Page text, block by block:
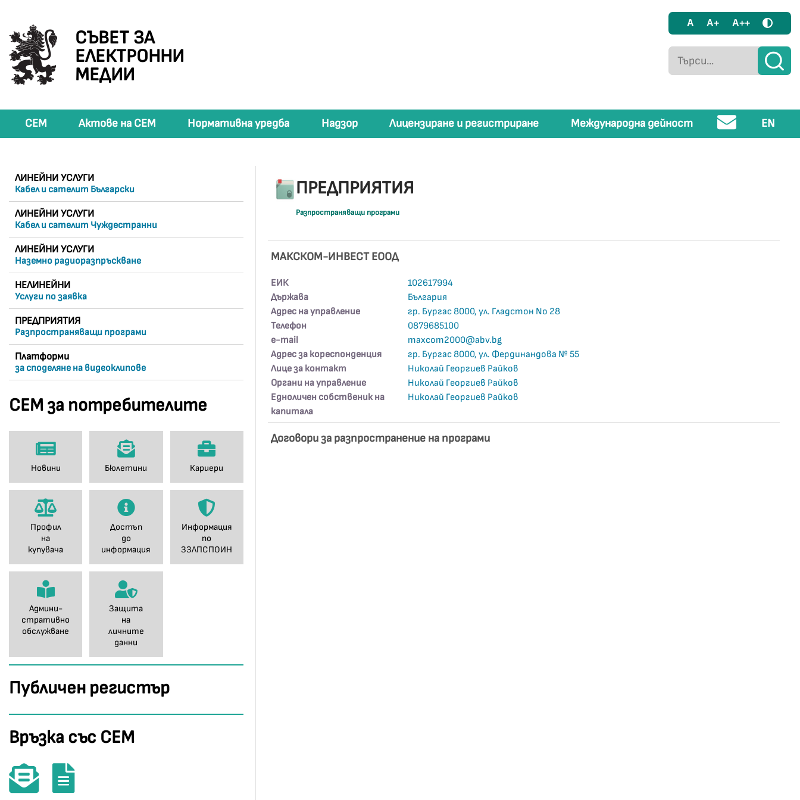
СЪВЕТ ЗА
ЕЛЕКТРОННИ
МЕДИИ
A A+ A++
СЕМ Актове на СЕМ Нормативна уредба Надзор Лицензиране и регистриране Международна дейност EN
ЛИНЕЙНИ УСЛУГИ
Кабел и сателит Български
ЛИНЕЙНИ УСЛУГИ
Кабел и сателит Чуждестранни
ЛИНЕЙНИ УСЛУГИ
Наземно радиоразпръскване
НЕЛИНЕЙНИ
Услуги по заявка
ПРЕДПРИЯТИЯ
Разпространяващи програми
Платформи
за споделяне на видеоклипове
СЕМ за потребителите
Новини Бюлетини Кариери
Профил
на
купувача
Достъп
до
информация
Информация
по
ЗЗЛПСПОИН
Админи-
стративно
обслужване
Защита
на
личните
данни
Публичен регистър
Връзка със СЕМ
ПРЕДПРИЯТИЯ
Разпространяващи програми
МАКСКОМ-ИНВЕСТ ЕООД
ЕИК
102617994
Държава
България
Адрес на управление
гр. Бургас 8000, ул. Гладстон No 28
Телефон
0879685100
е-mail
maxcom2000@abv.bg
Адрес за кореспонденция
гр. Бургас 8000, ул. Фердинандова № 55
Лице за контакт
Николай Георгиев Райков
Органи на управление
Николай Георгиев Райков
Едноличен собственик на
капитала
Николай Георгиев Райков
Договори за разпространение на програми